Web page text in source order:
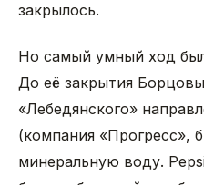
закрылось.
Но самый умный ход
До её закрытия
«Лебедянского»
(компания «Прогресс»,
минеральную воду.